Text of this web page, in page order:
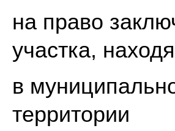
на право
участка,
в
территории